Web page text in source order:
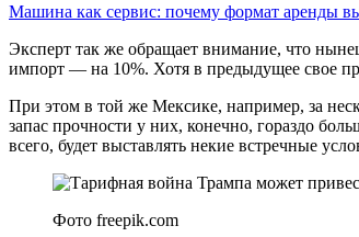
Машина как сервис: почему формат аренды
Эксперт так же обращает внимание, что
импорт — на 10%. Хотя в предыдущее свое
При этом в той же Мексике, например, за
запас прочности у них, конечно, гораздо
всего, будет выставлять некие встречные
Фото freepik.com